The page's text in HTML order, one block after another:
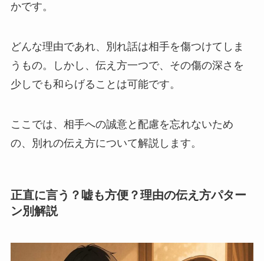
かです。
どんな理由であれ、別れ話は相手を傷つけてしま
うもの。しかし、伝え方一つで、その傷の深さを
少しでも和らげることは可能です。
ここでは、相手への誠意と配慮を忘れないため
の、別れの伝え方について解説します。
正直に言う？嘘も方便？理由の伝え方パター
ン別解説